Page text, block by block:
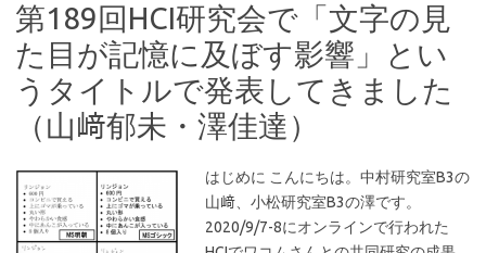
第189回HCI研究会で「文字の見
た目が記憶に及ぼす影響」とい
うタイトルで発表してきました
（山﨑郁未・澤佳達）
はじめに こんにちは。中村研究室B3の
山﨑、小松研究室B3の澤です。
2020/9/7-8にオンラインで行われた